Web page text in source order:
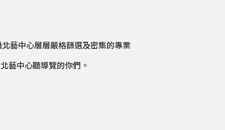
藝中心層層嚴格篩選及密集的專業
藝中心聽導覽的你們。